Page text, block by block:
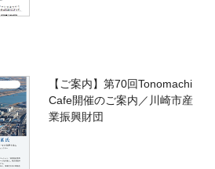
【ご案内】第70回Tonomachi
Cafe開催のご案内／川崎市産
業振興財団